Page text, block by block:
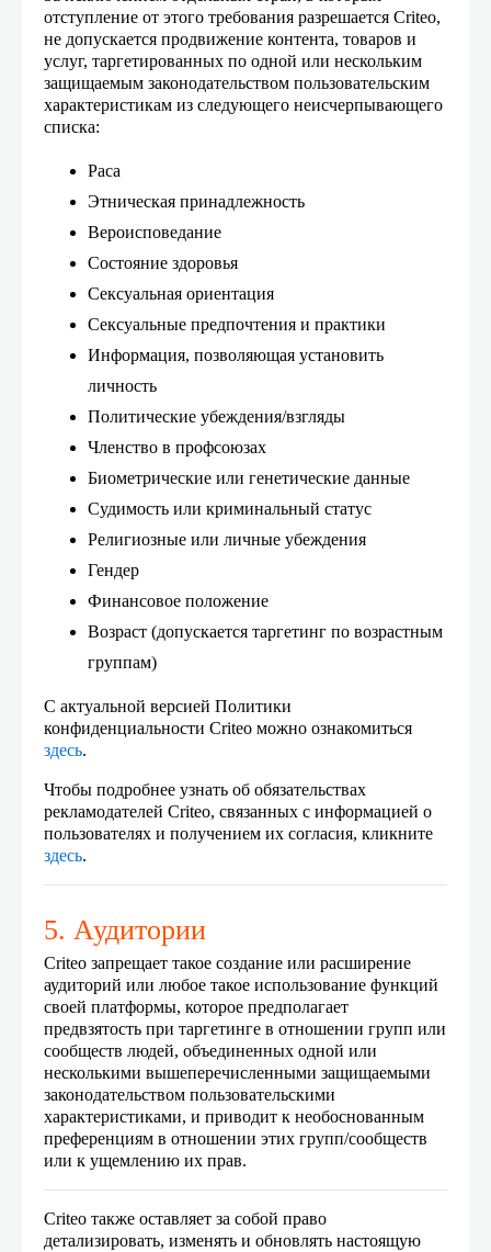
отступление от этого требования разрешается Criteo,
не допускается продвижение контента, товаров и
услуг, таргетированных по одной или нескольким
защищаемым законодательством пользовательским
характеристикам из следующего неисчерпывающего
списка:
Раса
Этническая принадлежность
Вероисповедание
Состояние здоровья
Сексуальная ориентация
Сексуальные предпочтения и практики
Информация, позволяющая установить
личность
Политические убеждения/взгляды
Членство в профсоюзах
Биометрические или генетические данные
Судимость или криминальный статус
Религиозные или личные убеждения
Гендер
Финансовое положение
Возраст (допускается таргетинг по возрастным
группам)
С актуальной версией Политики
конфиденциальности Criteo можно ознакомиться
здесь.
Чтобы подробнее узнать об обязательствах
рекламодателей Criteo, связанных с информацией о
пользователях и получением их согласия, кликните
здесь.
5. Аудитории
Criteo запрещает такое создание или расширение
аудиторий или любое такое использование функций
своей платформы, которое предполагает
предвзятость при таргетинге в отношении групп или
сообществ людей, объединенных одной или
несколькими вышеперечисленными защищаемыми
законодательством пользовательскими
характеристиками, и приводит к необоснованным
преференциям в отношении этих групп/сообществ
или к ущемлению их прав.
Criteo также оставляет за собой право
детализировать, изменять и обновлять настоящую